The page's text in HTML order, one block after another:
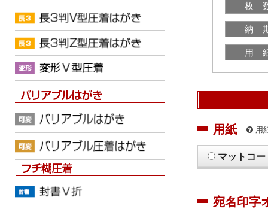
枚
納
用
用紙 用
マットコー
宛名印字